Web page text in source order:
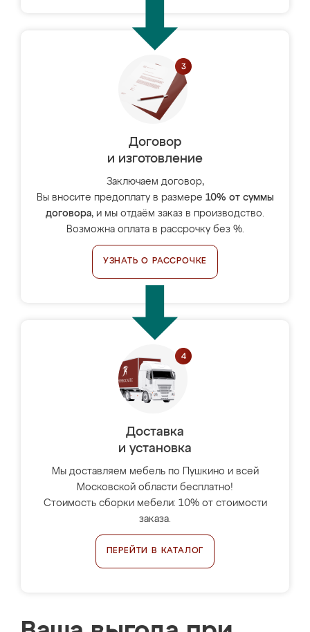
Договор
и изготовление
Заключаем договор,
Вы вносите предоплату в размере 10% от суммы
договора, и мы отдаём заказ в производство.
Возможна оплата в рассрочку без %.
УЗНАТЬ О РАССРОЧКЕ
Доставка
и установка
Мы доставляем мебель по Пушкино и всей
Московской области бесплатно!
Стоимость сборки мебели: 10% от стоимости
заказа.
ПЕРЕЙТИ В КАТАЛОГ